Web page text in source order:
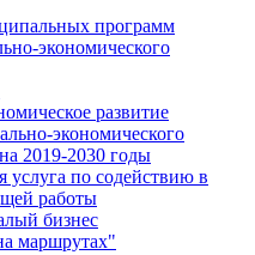
программ
экономического
развитие
экономического
2019-2030 годы
услуга по содействию в
работы
бизнес
маршрутах"